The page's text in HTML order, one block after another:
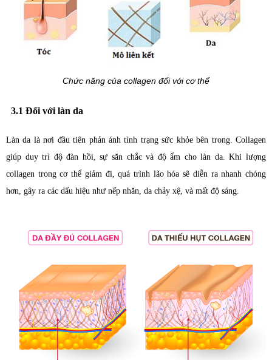
Chức năng của collagen đối với cơ thể
3.1 Đối với làn da
Làn da là nơi đầu tiên phản ánh tình trạng sức khỏe bên trong. Collagen
giúp duy trì độ đàn hồi, sự săn chắc và độ ẩm cho làn da. Khi lượng
collagen trong cơ thể giảm đi, quá trình lão hóa sẽ diễn ra nhanh chóng
hơn, gây ra các dấu hiệu như nếp nhăn, da chảy xệ, và mất độ sáng.